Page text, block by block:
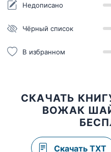
Недописано
Чёрный список
В избранном
СКАЧАТЬ
ВОЖАК
Скачать TXT